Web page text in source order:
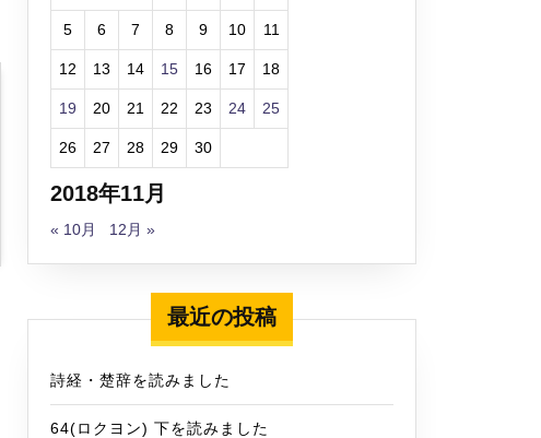
2018年11月
5 6 7 8 9 10 11
12 13 14 15 16 17 18
19 20 21 22 23 24 25
26 27 28 29 30
« 10月 12月 »
最近の投稿
詩経・楚辞を読みました
64(ロクヨン) 下を読みました